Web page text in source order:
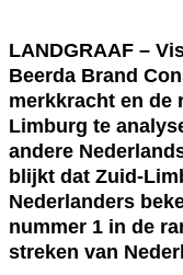
LANDGRAAF –
Beerda Brand
merkkracht en de
Limburg te
andere
blijkt dat Zuid-
Nederlanders
nummer 1 in de
streken van